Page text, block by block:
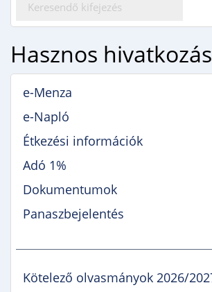
Hasznos
e-Menza
e-Napló
Étkezési információk
Adó 1%
Dokumentumok
Panaszbejelentés
Kötelező olvasmányok 2026/